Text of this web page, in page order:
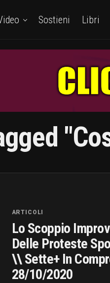
Sostieni Libri
ARTICOLI
Lo Scoppio
Delle Proteste
\\ Sette+ In
28/10/2020